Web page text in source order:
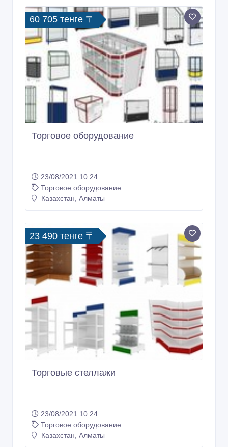
60 705 тенге 〒
Торговое оборудование
23/08/2021 10:24
Торговое оборудование
Казахстан, Алматы
23 490 тенге 〒
Торговые стеллажи
23/08/2021 10:24
Торговое оборудование
Казахстан, Алматы